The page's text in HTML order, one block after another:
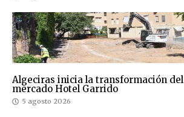
Algeciras inicia la transformación
mercado Hotel Garrido
5 agosto 2026